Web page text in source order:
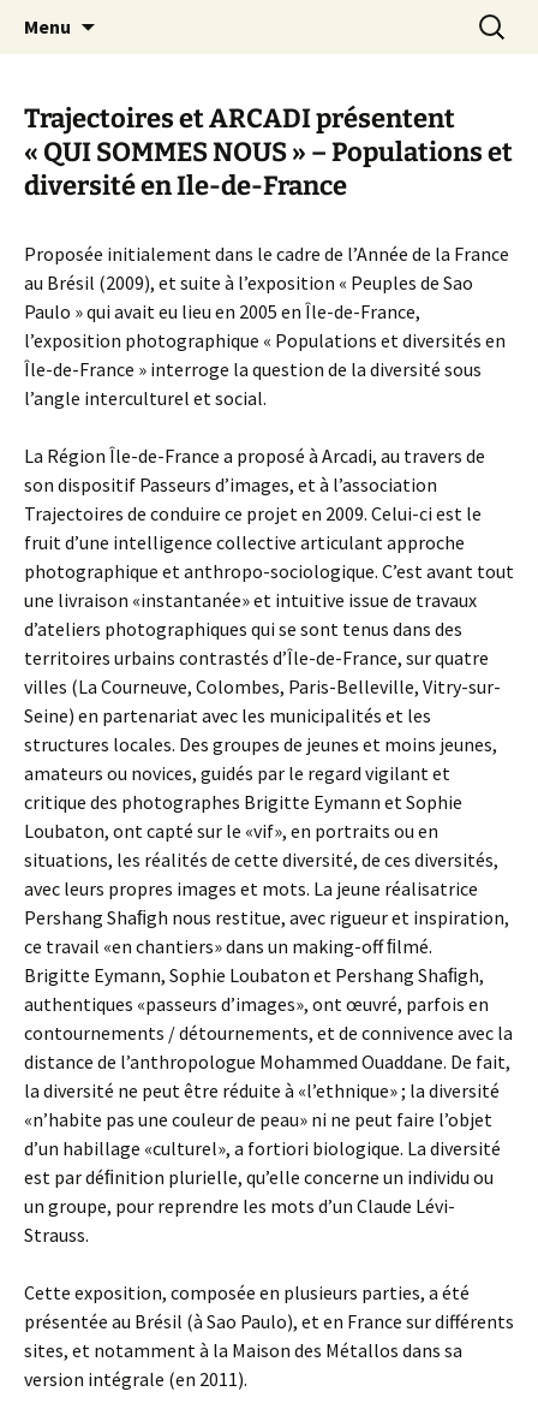
Canal Marches
Menu
Trajectoires et ARCADI présentent
« QUI SOMMES NOUS » – Populations et
diversité en Ile-de-France
Proposée initialement dans le cadre de l’Année de la France
au Brésil (2009), et suite à l’exposition « Peuples de Sao
Paulo » qui avait eu lieu en 2005 en Île-de-France,
l’exposition photographique « Populations et diversités en
Île-de-France » interroge la question de la diversité sous
l’angle interculturel et social.
La Région Île-de-France a proposé à Arcadi, au travers de
son dispositif Passeurs d’images, et à l’association
Trajectoires de conduire ce projet en 2009. Celui-ci est le
fruit d’une intelligence collective articulant approche
photographique et anthropo-sociologique. C’est avant tout
une livraison «instantanée» et intuitive issue de travaux
d’ateliers photographiques qui se sont tenus dans des
territoires urbains contrastés d’Île-de-France, sur quatre
villes (La Courneuve, Colombes, Paris-Belleville, Vitry-sur-
Seine) en partenariat avec les municipalités et les
structures locales. Des groupes de jeunes et moins jeunes,
amateurs ou novices, guidés par le regard vigilant et
critique des photographes Brigitte Eymann et Sophie
Loubaton, ont capté sur le «vif», en portraits ou en
situations, les réalités de cette diversité, de ces diversités,
avec leurs propres images et mots. La jeune réalisatrice
Pershang Shaﬁgh nous restitue, avec rigueur et inspiration,
ce travail «en chantiers» dans un making-off ﬁlmé.
Brigitte Eymann, Sophie Loubaton et Pershang Shaﬁgh,
authentiques «passeurs d’images», ont œuvré, parfois en
contournements / détournements, et de connivence avec la
distance de l’anthropologue Mohammed Ouaddane. De fait,
la diversité ne peut être réduite à «l’ethnique» ; la diversité
«n’habite pas une couleur de peau» ni ne peut faire l’objet
d’un habillage «culturel», a fortiori biologique. La diversité
est par déﬁnition plurielle, qu’elle concerne un individu ou
un groupe, pour reprendre les mots d’un Claude Lévi-
Strauss.
Cette exposition, composée en plusieurs parties, a été
présentée au Brésil (à Sao Paulo), et en France sur différents
sites, et notamment à la Maison des Métallos dans sa
version intégrale (en 2011).